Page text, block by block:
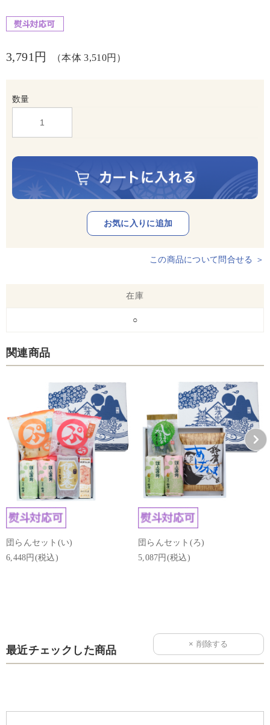
3,791円 （本体 3,510円）
数量
この商品について問合せる ＞
在庫
○
関連商品
団らんセット(い)
6,448円(税込)
団らんセット(ろ)
5,087円(税込)
最近チェックした商品